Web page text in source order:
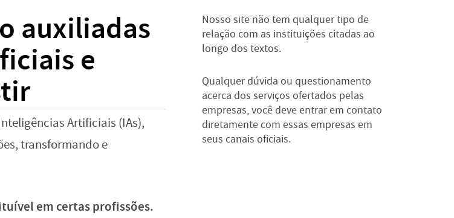
auxiliadas
e
Artificiais (IAs),
transformando e
em certas profissões.
Nosso site não tem qualquer tipo de
relação com as instituições citadas ao
longo dos textos.
Qualquer dúvida ou questionamento
acerca dos serviços ofertados pelas
empresas, você deve entrar em contato
diretamente com essas empresas em
seus canais oficiais.